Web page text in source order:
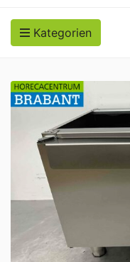
Kategorien